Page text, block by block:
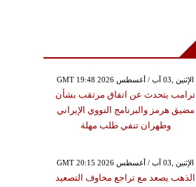
GMT 19:48 2026 الإثنين ,03 آب / أغسطس
ترامب يتحدث عن اتفاق مرتقب بشأن
مضيق هرمز والبرنامج النووي الإيراني
وطهران تنفي طلب مهلة
GMT 20:15 2026 الإثنين ,03 آب / أغسطس
الذهب يصعد مع تراجع مخاوف التصعيد